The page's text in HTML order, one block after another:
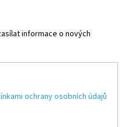
informace o nových
ochrany osobních údajů